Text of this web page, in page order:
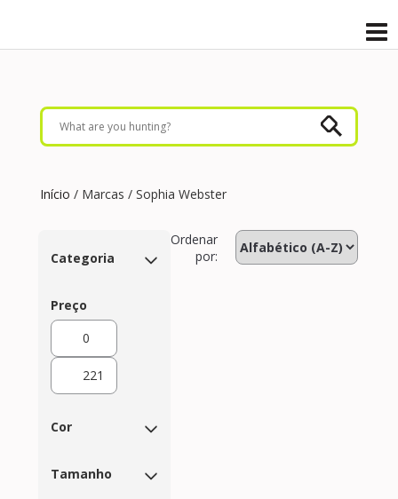
Início / Marcas / Sophia Webster
Categoria
Preço
Cor
Tamanho
Ordenar
por: